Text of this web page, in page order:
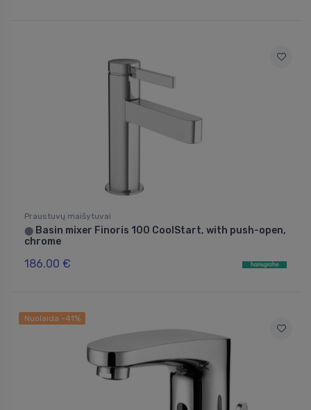
Praustuvų maišytuvai
⬤ Basin mixer Finoris 100 CoolStart, with push-open,
chrome
186.00 €
Nuolaida -41%